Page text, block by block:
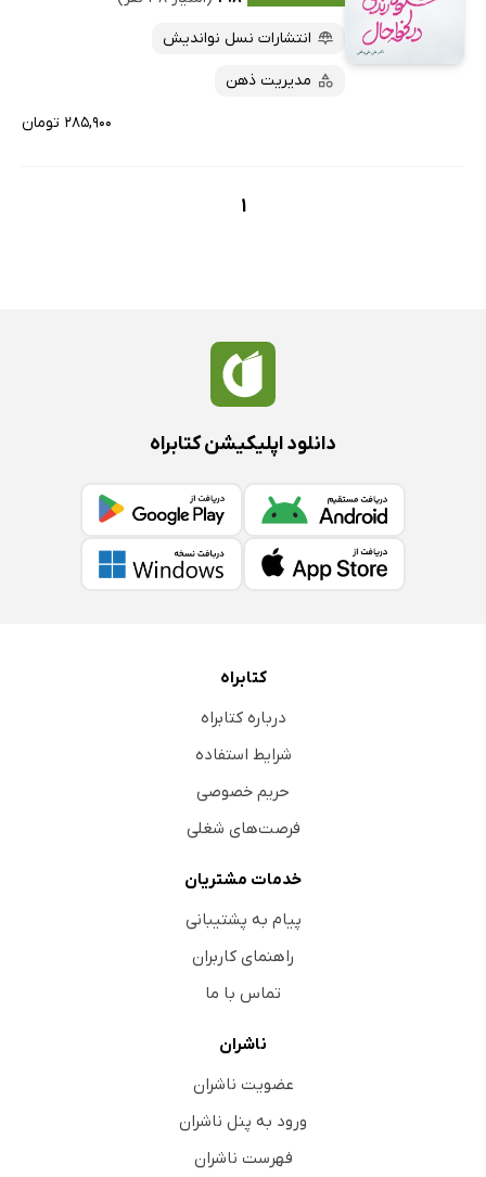
انتشارات نسل نواندیش
مدیریت ذهن
۲۸۵,۹۰۰ تومان
1
دانلود اپلیکیشن کتابراه
کتابراه
درباره کتابراه
شرایط استفاده
حریم خصوصی
فرصت‌های شغلی
خدمات مشتریان
پیام به پشتیبانی
راهنمای کاربران
تماس با ما
ناشران
عضویت ناشران
ورود به پنل ناشران
فهرست ناشران